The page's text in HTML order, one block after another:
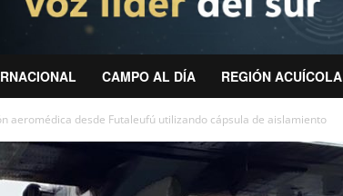
CAMPO AL DÍA REGIÓN ACUÍCOLA
aeromédica desde Futaleufú utilizando cápsula de aislamiento